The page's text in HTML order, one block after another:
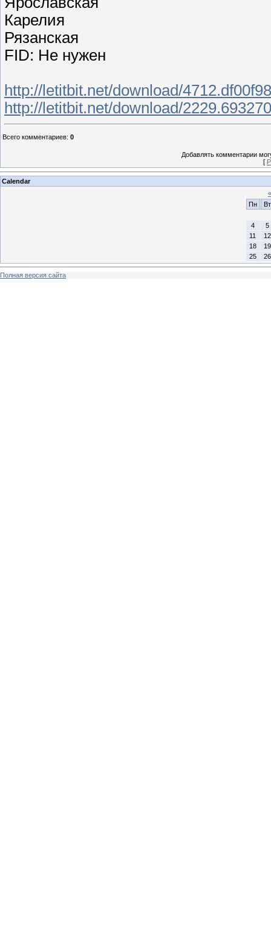
Карелия
Рязанская
FID: Не нужен
http://letitbit.net/download/
http://letitbit.net/download/
Всего комментариев: 0
Добавлять комментарии
[
Calendar
«
Пн
Вт
4
5
11
12
18
19
25
26
Полная версия сайта